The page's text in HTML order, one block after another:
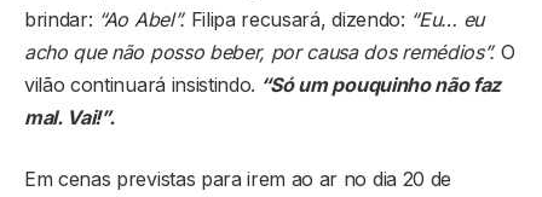
brindar: “Ao Abel”.Filipa recusará, dizendo: “Eu… eu
acho que não posso beber, por causa dos remédios”. O
vilão continuará insistindo. “Só um pouquinho não faz
mal. Vai!”.
Em cenas previstas para irem ao ar no dia 20 de